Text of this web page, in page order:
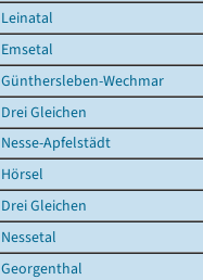
Leinatal
Emsetal
Günthersleben-Wechmar
Drei Gleichen
Nesse-Apfelstädt
Hörsel
Drei Gleichen
Nessetal
Georgenthal